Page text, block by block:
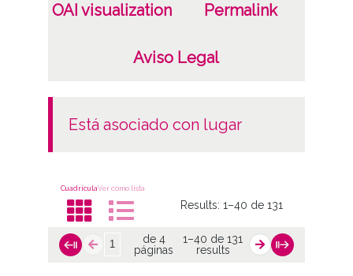
OAI visualization Permalink
Aviso Legal
está asociado con lugar
CuadrículaVer como lista
Results: 1–40 de 131
de 4
páginas
1–40 de 131
results